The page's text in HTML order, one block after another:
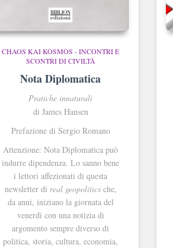
CHAOS KAI KOSMOS - INCONTRI E
SCONTRI DI CIVILTÀ
Nota Diplomatica
Pratiche innaturali
di James Hansen
Prefazione di Sergio Romano
Attenzione: Nota Diplomatica può
indurre dipendenza. Lo sanno bene
i lettori affezionati di questa
newsletter di real geopoliticsche,
da anni, iniziano la giornata del
venerdì con una notizia di
argomento sempre diverso di
politica, storia, cultura, economia,